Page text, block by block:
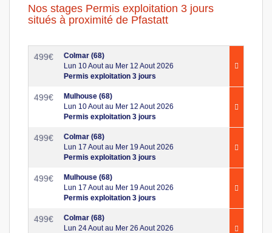
Nos stages Permis exploitation 3 jours
situés à proximité de Pfastatt
499€
Colmar (68)
Lun 10 Aout au Mer 12 Aout 2026
Permis exploitation 3 jours
499€
Mulhouse (68)
Lun 10 Aout au Mer 12 Aout 2026
Permis exploitation 3 jours
499€
Colmar (68)
Lun 17 Aout au Mer 19 Aout 2026
Permis exploitation 3 jours
499€
Mulhouse (68)
Lun 17 Aout au Mer 19 Aout 2026
Permis exploitation 3 jours
499€
Colmar (68)
Lun 24 Aout au Mer 26 Aout 2026